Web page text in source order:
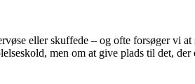
eller skuffede – og ofte forsøger vi
men om at give plads til det,